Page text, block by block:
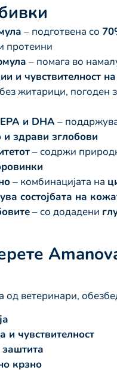
– подготвена со
протеини
– помага во
и чувствителност
житарици, погоден
и DHA–
и здрави зглобови
– содржи
– комбинацијата на
состојбата на
– со додадени
ветеринари,
и чувствителност
крзно